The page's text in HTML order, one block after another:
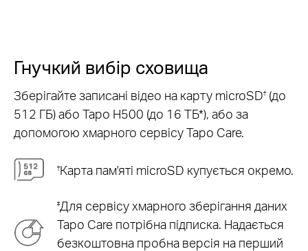
Гнучкий вибір сховища
Зберігайте записані відео на карту microSD† (до
512 ГБ) або Tapo H500 (до 16 ТБ*), або за
допомогою хмарного сервісу Tapo Care.
†Карта пам'яті microSD купується окремо.
‡Для сервісу хмарного зберігання даних
Tapo Care потрібна підписка. Надається
безкоштовна пробна версія на перший